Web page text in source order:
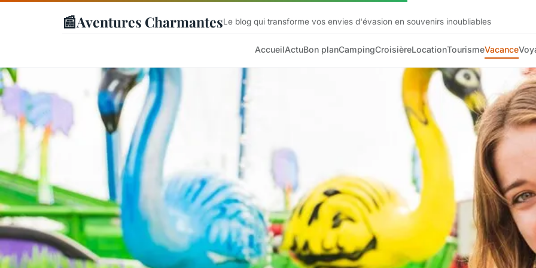
📰Aventures CharmantesLe blog qui transforme vos envies d'évasion en souvenirs inoubliables
AccueilActuBon planCampingCroisièreLocationTourismeVacance